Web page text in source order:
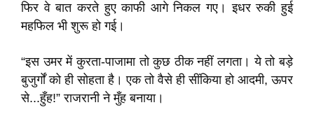
फिर वे बात करते हुए काफी आगे निकल गए। इधर रुकी हुई
महफिल भी शुरू हो गई।
“इस उमर में कुरता-पाजामा तो कुछ ठीक नहीं लगता। ये तो बड़े
बुजुर्गों को ही सोहता है। एक तो वैसे ही सींकिया हो आदमी, ऊपर
से...हुँह!” राजरानी ने मुँह बनाया।